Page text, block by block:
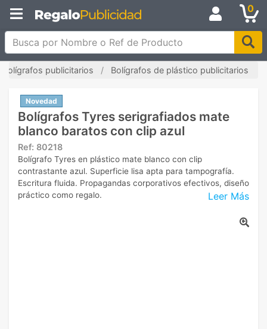
0
Busca por Nombre o Ref de Producto
Bolígrafos publicitarios Bolígrafos de plástico publicitarios
Novedad
Bolígrafos Tyres serigrafiados mate
blanco baratos con clip azul
Ref: 80218
Leer Más
Bolígrafo Tyres en plástico mate blanco con clip
contrastante azul. Superficie lisa apta para tampografía.
Escritura fluida. Propagandas corporativos efectivos, diseño
práctico como regalo.